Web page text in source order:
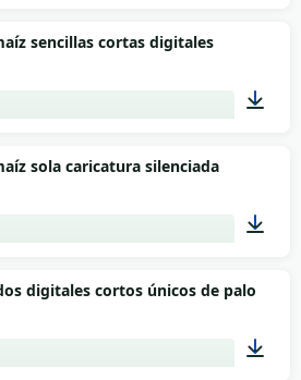
sencillas cortas digitales
sola caricatura silenciada
00:01
digitales cortos únicos de